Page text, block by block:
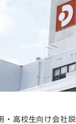
・高校生向け会社